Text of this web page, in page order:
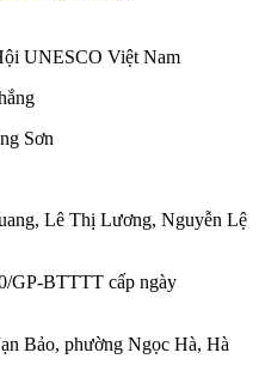
UNESCO Việt Nam
Sơn
Lê Thị Lương, Nguyễn Lệ
GP-BTTTT cấp ngày
Bảo, phường Ngọc Hà, Hà